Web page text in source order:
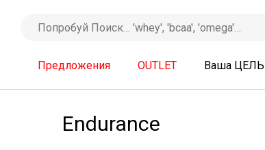
Предложения OUTLET Ваша ЦЕЛЬ
Endurance